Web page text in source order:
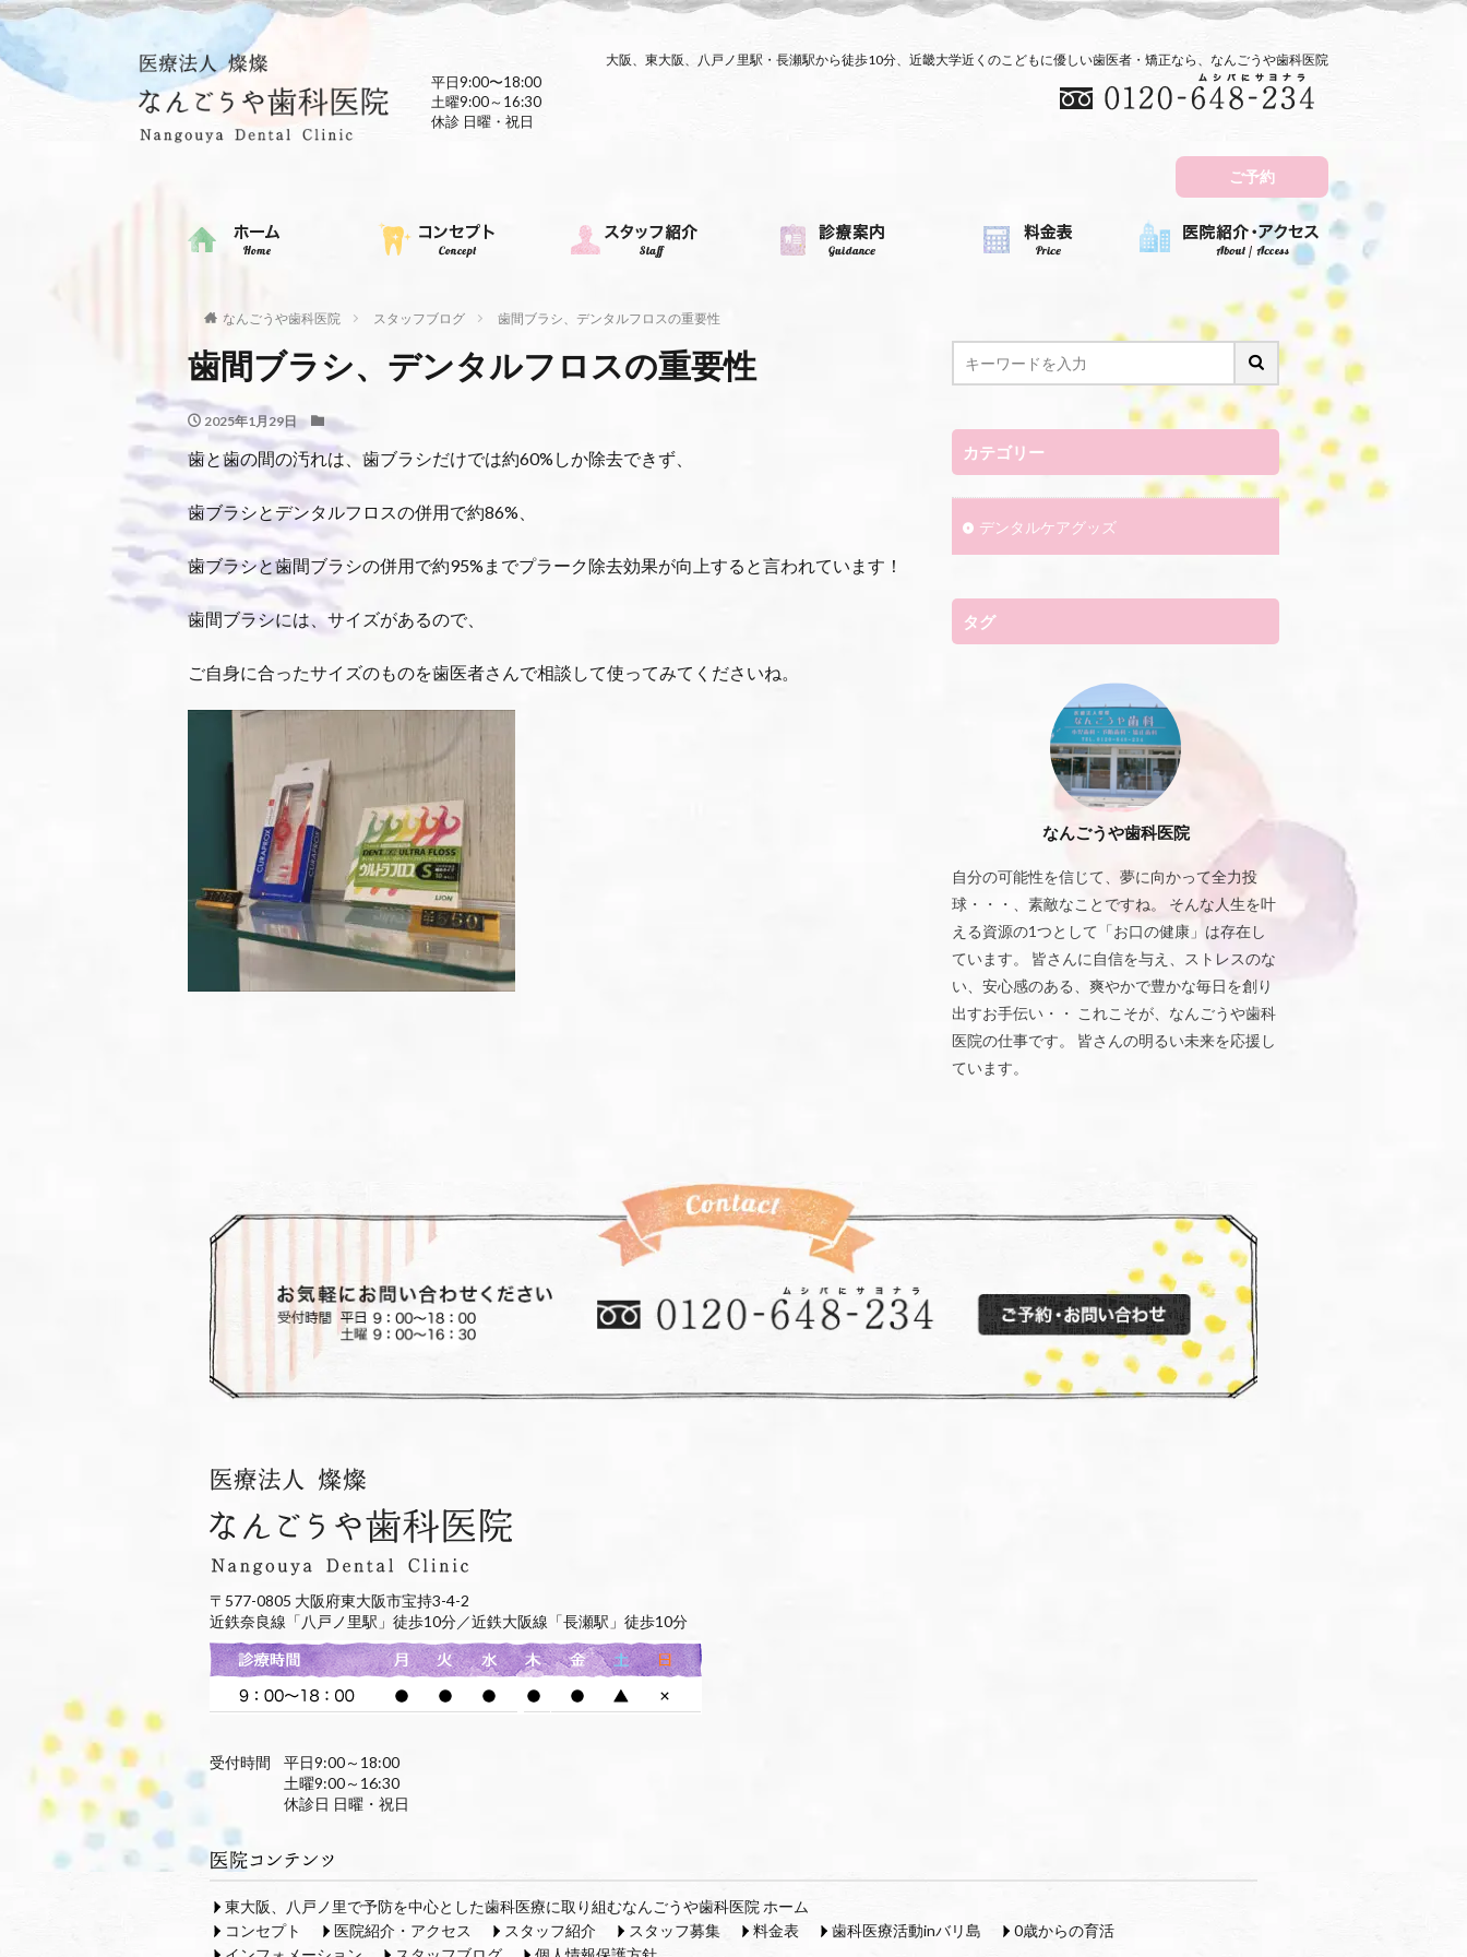
大阪、東大阪、八戸ノ里駅・長瀬駅から徒歩10分、近畿大学近くのこどもに優しい歯医者・矯正なら、なんごうや歯科医院
平日9:00〜18:00
土曜9:00～16:30
休診 日曜・祝日
ご予約
なんごうや歯科医院 スタッフブログ 歯間ブラシ、デンタルフロスの重要性
歯間ブラシ、デンタルフロスの重要性
2025年1月29日
歯と歯の間の汚れは、歯ブラシだけでは約60%しか除去できず、
歯ブラシとデンタルフロスの併用で約86%、
歯ブラシと歯間ブラシの併用で約95%までプラーク除去効果が向上すると言われています！
歯間ブラシには、サイズがあるので、
ご自身に合ったサイズのものを歯医者さんで相談して使ってみてくださいね。
カテゴリー
デンタルケアグッズ
タグ
なんごうや歯科医院
自分の可能性を信じて、夢に向かって全力投
球・・・、素敵なことですね。 そんな人生を叶
える資源の1つとして「お口の健康」は存在し
ています。 皆さんに自信を与え、ストレスのな
い、安心感のある、爽やかで豊かな毎日を創り
出すお手伝い・・ これこそが、なんごうや歯科
医院の仕事です。 皆さんの明るい未来を応援し
ています。
〒577-0805 大阪府東大阪市宝持3-4-2
近鉄奈良線「八戸ノ里駅」徒歩10分／近鉄大阪線「長瀬駅」徒歩10分
受付時間
平日9:00～18:00
土曜9:00～16:30
休診日 日曜・祝日
東大阪、八戸ノ里で予防を中心とした歯科医療に取り組むなんごうや歯科医院 ホーム
コンセプト
医院紹介・アクセス スタッフ紹介 スタッフ募集 料金表 歯科医療活動inバリ島
0歳からの育活